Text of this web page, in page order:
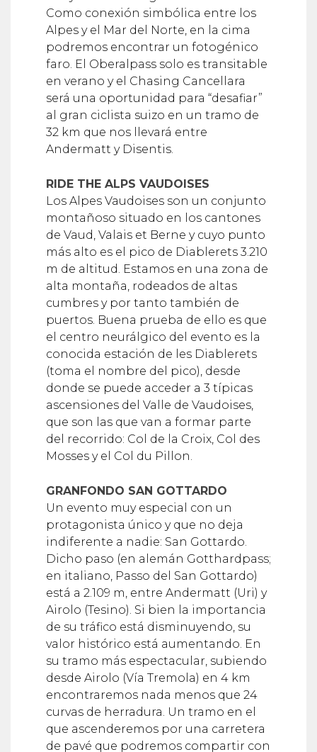
Como conexión simbólica entre los
Alpes y el Mar del Norte, en la cima
podremos encontrar un fotogénico
faro. El Oberalpass solo es transitable
en verano y el Chasing Cancellara
será una oportunidad para “desafiar”
al gran ciclista suizo en un tramo de
32 km que nos llevará entre
Andermatt y Disentis.
RIDE THE ALPS VAUDOISES
Los Alpes Vaudoises son un conjunto
montañoso situado en los cantones
de Vaud, Valais et Berne y cuyo punto
más alto es el pico de Diablerets 3.210
m de altitud. Estamos en una zona de
alta montaña, rodeados de altas
cumbres y por tanto también de
puertos. Buena prueba de ello es que
el centro neurálgico del evento es la
conocida estación de les Diablerets
(toma el nombre del pico), desde
donde se puede acceder a 3 típicas
ascensiones del Valle de Vaudoises,
que son las que van a formar parte
del recorrido: Col de la Croix, Col des
Mosses y el Col du Pillon.
GRANFONDO SAN GOTTARDO
Un evento muy especial con un
protagonista único y que no deja
indiferente a nadie: San Gottardo.
Dicho paso (en alemán Gotthardpass;
en italiano, Passo del San Gottardo)
está a 2.109 m, entre Andermatt (Uri) y
Airolo (Tesino). Si bien la importancia
de su tráfico está disminuyendo, su
valor histórico está aumentando. En
su tramo más espectacular, subiendo
desde Airolo (Vía Tremola) en 4 km
encontraremos nada menos que 24
curvas de herradura. Un tramo en el
que ascenderemos por una carretera
de pavé que podremos compartir con